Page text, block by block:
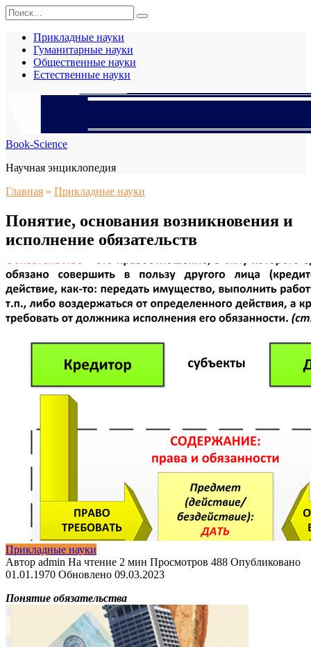
Перейти
к
содержанию
Search
for:
Прикладные науки
Гуманитарные науки
Общественные науки
Естественные науки
Book-Science
Научная энциклопедия
Главная » Прикладные науки
Понятие, основания возникновения и
исполнение обязательств
Прикладные науки
Автор admin На чтение 2 мин Просмотров 488 Опубликовано
01.01.1970 Обновлено 09.03.2023
Понятие обязательства